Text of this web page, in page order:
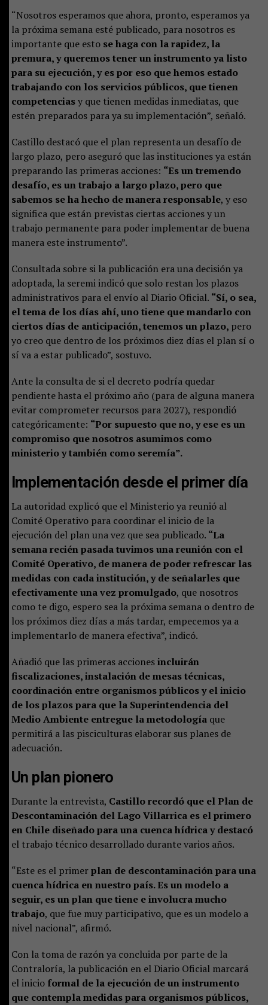
“Nosotros esperamos que ahora, pronto, esperamos ya
la próxima semana esté publicado, para nosotros es
importante que esto se haga con la rapidez, la
premura, y queremos tener un instrumento ya listo
para su ejecución, y es por eso que hemos estado
trabajando con los servicios públicos, que tienen
competenciasy que tienen medidas inmediatas, que
estén preparados para ya su implementación”, señaló.
Castillo destacó que el plan representa un desafío de
largo plazo, pero aseguró que las instituciones ya están
preparando las primeras acciones: “Es un tremendo
desafío, es un trabajo a largo plazo, pero que
sabemos se ha hecho de manera responsable, y eso
significa que están previstas ciertas acciones y un
trabajo permanente para poder implementar de buena
manera este instrumento”.
Consultada sobre si la publicación era una decisión ya
adoptada, la seremi indicó que solo restan los plazos
administrativos para el envío al Diario Oficial. “Sí, o sea,
el tema de los días ahí, uno tiene que mandarlo con
ciertos días de anticipación, tenemos un plazo, pero
yo creo que dentro de los próximos diez días el plan sí o
sí va a estar publicado”, sostuvo.
Ante la consulta de si el decreto podría quedar
pendiente hasta el próximo año (para de alguna manera
evitar comprometer recursos para 2027), respondió
categóricamente: “Por supuesto que no, y ese es un
compromiso que nosotros asumimos como
ministerio y también como seremía”.
Implementación desde el primer día
La autoridad explicó que el Ministerio ya reunió al
Comité Operativo para coordinar el inicio de la
ejecución del plan una vez que sea publicado. “La
semana recién pasada tuvimos una reunión con el
Comité Operativo, de manera de poder refrescar las
medidas con cada institución, y de señalarles que
efectivamente una vez promulgado, que nosotros
como te digo, espero sea la próxima semana o dentro de
los próximos diez días a más tardar, empecemos ya a
implementarlo de manera efectiva”, indicó.
Añadió que las primeras accionesincluirán
fiscalizaciones, instalación de mesas técnicas,
coordinación entre organismos públicos y el inicio
de los plazos para que la Superintendencia del
Medio Ambiente entregue la metodología que
permitirá a las pisciculturas elaborar sus planes de
adecuación.
Un plan pionero
Durante la entrevista, Castillo recordó que el Plan de
Descontaminación del Lago Villarrica es el primero
en Chile diseñado para una cuenca hídrica y destacó
el trabajo técnico desarrollado durante varios años.
“Este es el primerplan de descontaminación para una
cuenca hídrica en nuestro país. Es un modelo a
seguir, es un plan que tiene e involucra mucho
trabajo, que fue muy participativo, que es un modelo a
nivel nacional”, afirmó.
Con la toma de razón ya concluida por parte de la
Contraloría, la publicación en el Diario Oficial marcará
el inicio formal de la ejecución de un instrumento
que contempla medidas para organismos públicos,